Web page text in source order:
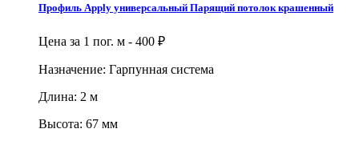
Профиль Apply универсальный Парящий потолок крашенный
Цена за 1 пог. м - 400 ₽
Назначение: Гарпунная система
Длина: 2 м
Высота: 67 мм